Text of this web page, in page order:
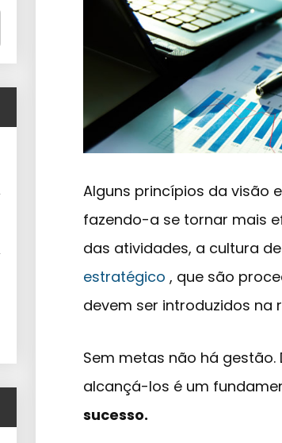
Alguns princípios da visão
fazendo-a se tornar mais
das atividades, a cultura
estratégico , que são
devem ser introduzidos na
Sem metas não há
alcançá-los é um
sucesso.